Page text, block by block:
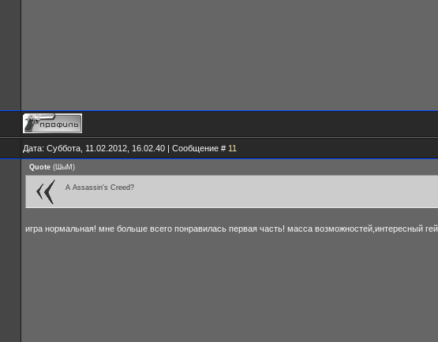
Дата: Суббота, 11.02.2012, 16.02.40 | Сообщение # 11
Quote (ШыМ )
А Assassin's Creed?
игра нормальная! мне больше всего понравилась первая часть! масса возможностей,интересный